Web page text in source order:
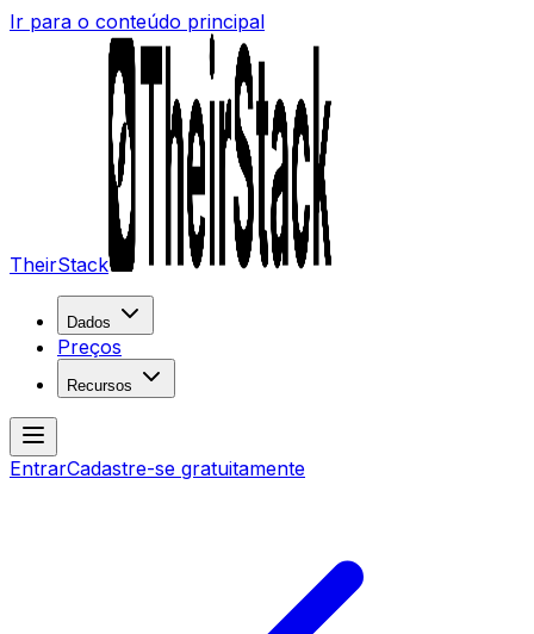
Ir para o conteúdo principal
TheirStack
Dados
Preços
Recursos
EntrarCadastre-se gratuitamente